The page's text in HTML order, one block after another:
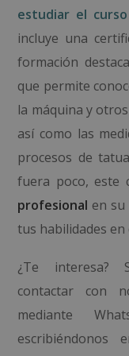
estudiar el
incluye una
formación
que permite
la máquina y
así como las
procesos de
fuera poco, este
profesional en
tus habilidades
¿Te interesa?
contactar con
mediante
escribiéndonos